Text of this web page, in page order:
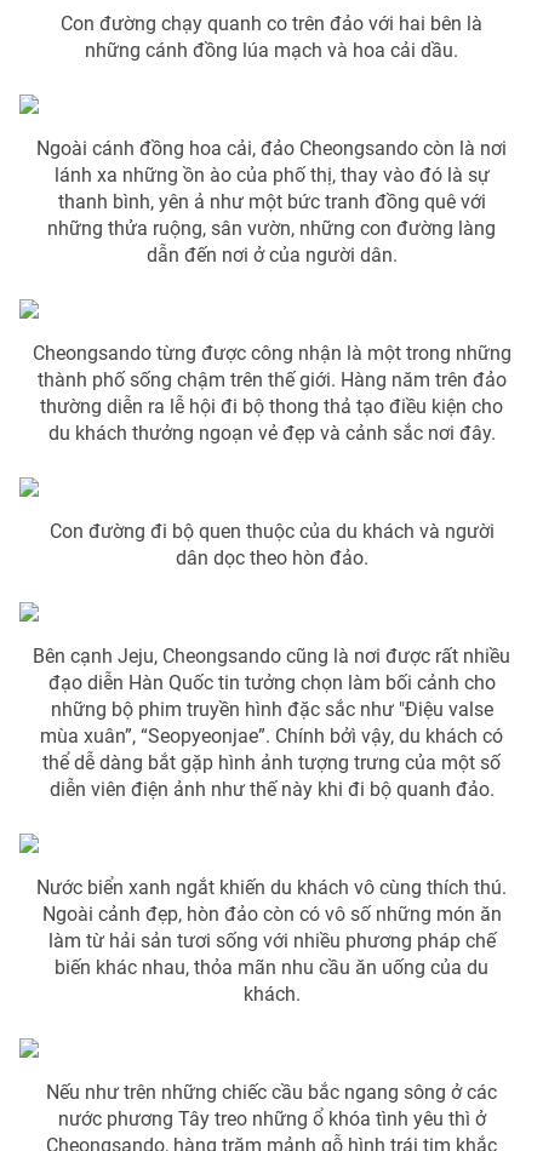
Emagazine Podcast
Photo
Video Shorts video
VTV Money VTV Thể thao
VTV Sức khoẻ
Thị trường 24h Tấm lòng Việt
VTV9 VTV8
Liên hệ tòa soạn
THỜI BÁO VTV
Theo dõi báo trên
Cơ quan chủ quản:Đài Truyền hình Việt Nam
Cơ quan báo chí:Thời báo VTV
Giấy phép hoạt động báo in và báo điện tử số 483/GP-BTTTT
Tổng Biên tập:
Nguyễn Trọng Ninh
Tổng đài VTV:024.38 355 931 - 024.38 355 932
Con đường chạy quanh co trên đảo với hai bên là
những cánh đồng lúa mạch và hoa cải dầu.
Ngoài cánh đồng hoa cải, đảo Cheongsando còn là nơi
lánh xa những ồn ào của phố thị, thay vào đó là sự
thanh bình, yên ả như một bức tranh đồng quê với
những thửa ruộng, sân vườn, những con đường làng
dẫn đến nơi ở của người dân.
Cheongsando từng được công nhận là một trong những
thành phố sống chậm trên thế giới. Hàng năm trên đảo
thường diễn ra lễ hội đi bộ thong thả tạo điều kiện cho
du khách thưởng ngoạn vẻ đẹp và cảnh sắc nơi đây.
Con đường đi bộ quen thuộc của du khách và người
dân dọc theo hòn đảo.
Bên cạnh Jeju, Cheongsando cũng là nơi được rất nhiều
đạo diễn Hàn Quốc tin tưởng chọn làm bối cảnh cho
những bộ phim truyền hình đặc sắc như "Điệu valse
mùa xuân”, “Seopyeonjae”. Chính bởì vậy, du khách có
thể dễ dàng bắt gặp hình ảnh tượng trưng của một số
diễn viên điện ảnh như thế này khi đi bộ quanh đảo.
Nước biển xanh ngắt khiến du khách vô cùng thích thú.
Ngoài cảnh đẹp, hòn đảo còn có vô số những món ăn
làm từ hải sản tươi sống với nhiều phương pháp chế
biến khác nhau, thỏa mãn nhu cầu ăn uống của du
khách.
Nếu như trên những chiếc cầu bắc ngang sông ở các
nước phương Tây treo những ổ khóa tình yêu thì ở
Cheongsando, hàng trăm mảnh gỗ hình trái tim khắc